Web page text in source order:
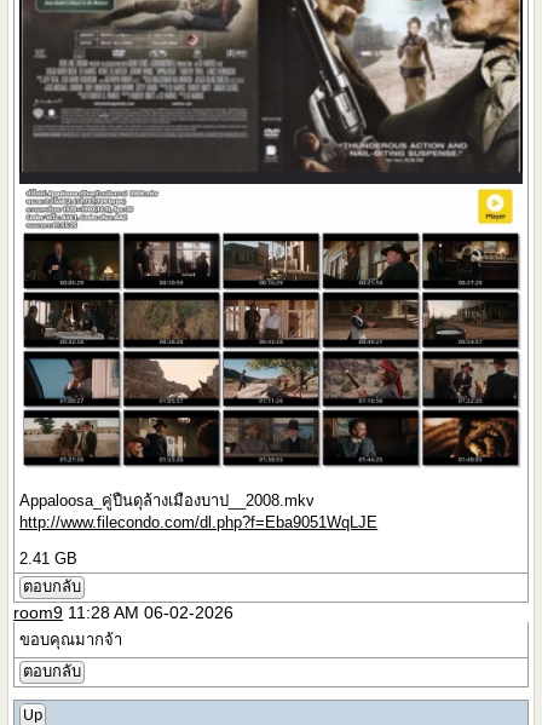
Appaloosa_คู่ปืนดุล้างเมืองบาป__2008.mkv
http://www.filecondo.com/dl.php?f=Eba9051WqLJE
2.41 GB
ตอบกลับ
room9 11:28 AM 06-02-2026
ขอบคุณมากจ้า
ตอบกลับ
Up